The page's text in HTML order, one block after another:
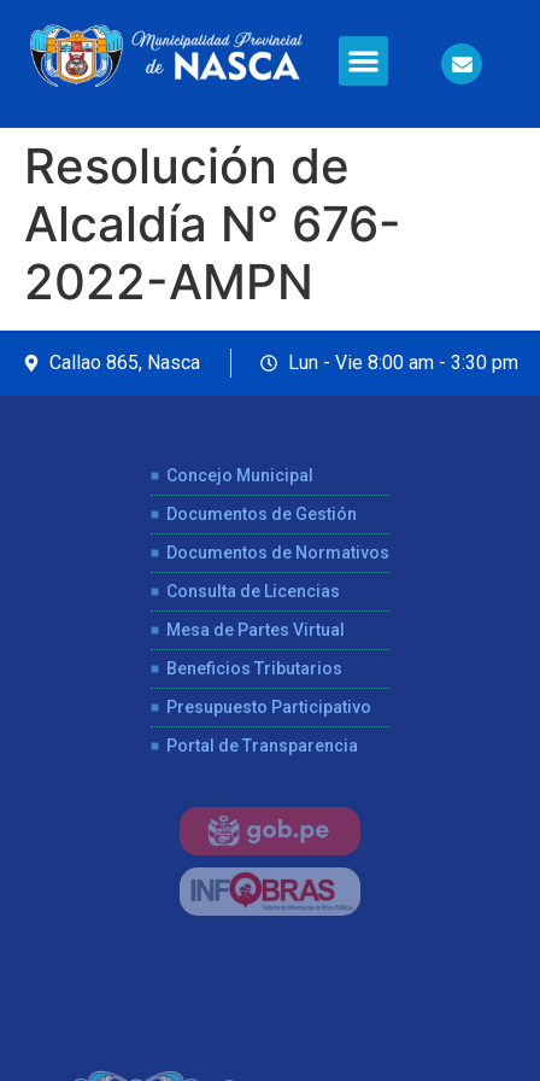
Resolución de
Alcaldía N° 676-
2022-AMPN
Callao 865, Nasca Lun - Vie 8:00 am - 3:30 pm
Concejo Municipal
Documentos de Gestión
Documentos de Normativos
Consulta de Licencias
Mesa de Partes Virtual
Beneficios Tributarios
Presupuesto Participativo
Portal de Transparencia